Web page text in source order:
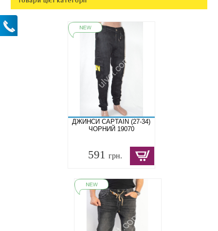
ДЖИНСИ CAPTAIN (27-34)
ЧОРНИЙ 19070
591 грн.